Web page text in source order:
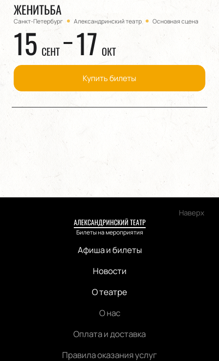
ЖЕНИТЬБА
Санкт-Петербург Александринский театр Основная сцена
15 СЕНТ 17 ОКТ
Купить билеты
Наверх
АЛЕКСАНДРИНСКИЙ ТЕАТР
Билеты на мероприятия
Афиша и билеты
Новости
О театре
О нас
Оплата и доставка
Правила оказания услуг